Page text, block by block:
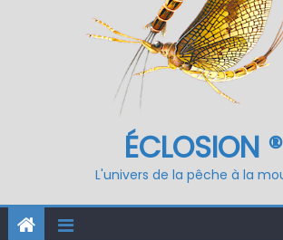
ÉCLOSION ®
L'univers de la pêche à la